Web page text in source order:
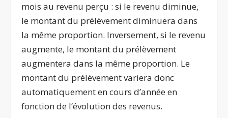
mois au revenu perçu : si le revenu diminue,
le montant du prélèvement diminuera dans
la même proportion. Inversement, si le revenu
augmente, le montant du prélèvement
augmentera dans la même proportion. Le
montant du prélèvement variera donc
automatiquement en cours d’année en
fonction de l’évolution des revenus.